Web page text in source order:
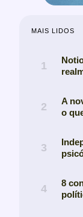
MAIS LIDOS